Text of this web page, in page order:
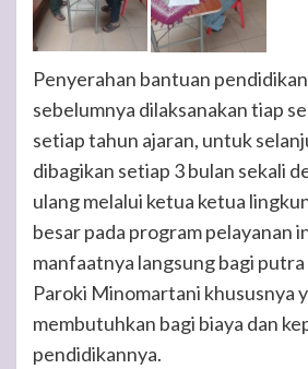
Penyerahan bantuan
sebelumnya dilaksanakan tiap
setiap tahun ajaran, untuk
dibagikan setiap 3 bulan sekali
ulang melalui ketua ketua
besar pada program pelayanan
manfaatnya langsung bagi
Paroki Minomartani khususnya
membutuhkan bagi biaya dan
pendidikannya.